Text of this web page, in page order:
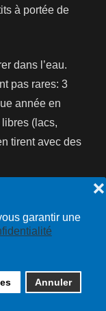
garantir une
Annuler
❌
à portée de
dans l’eau.
pas rares: 3
année en
(lacs,
tirent avec des
réservés | site :